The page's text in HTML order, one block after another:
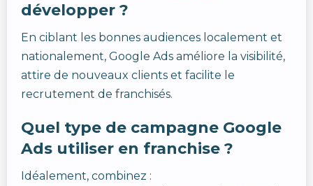
développer ?
En ciblant les bonnes audiences localement et
nationalement, Google Ads améliore la visibilité,
attire de nouveaux clients et facilite le
recrutement de franchisés.
Quel type de campagne Google
Ads utiliser en franchise ?
Idéalement, combinez :